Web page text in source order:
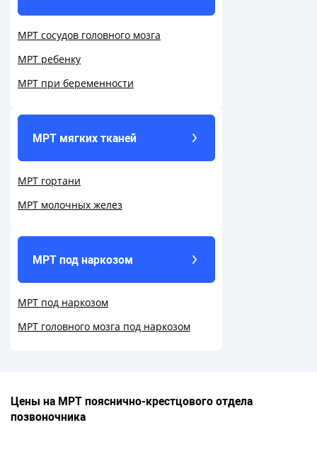
МРТ сосудов головного мозга
МРТ ребенку
МРТ при беременности
МРТ мягких тканей
МРТ гортани
МРТ молочных желез
МРТ под наркозом
МРТ под наркозом
МРТ головного мозга под наркозом
Цены на МРТ пояснично-крестцового отдела
позвоночника